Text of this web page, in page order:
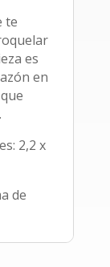
te
es
en
2,2 x
de